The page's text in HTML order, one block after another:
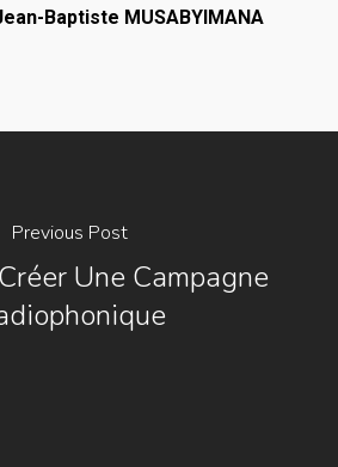
Baptiste MUSABYIMANA
Previous Post
Une Campagne